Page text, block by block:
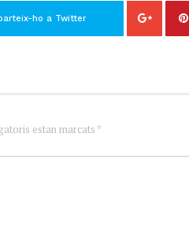
ho a Twitter
estan marcats *